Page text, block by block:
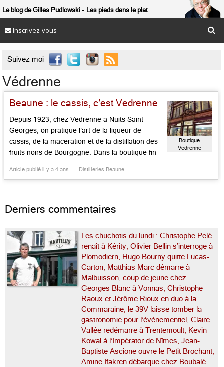
Le blog de Gilles Pudlowski Les pieds dans le plat
Inscrivez-vous
Suivez moi 
Védrenne
Beaune : le cassis, c’est Vedrenne
Depuis 1923, chez Vedrenne à Nuits Saint
Georges, on pratique l’art de la liqueur de
cassis, de la macération et de la distillation des
fruits noirs de Bourgogne. Dans la boutique fin
des liqueurs maison, on fait goûter les super
Article publié il y a 4 ans Distilleries Beaune
Boutique
Védrenne
Derniers commentaires
Les chuchotis du lundi : Christophe Pelé
renaît à Kérity, Olivier Bellin s’interroge à
Plomodiern, Hugo Bourny quitte Lucas-
Carton, Matthias Marc démarre à
Malbuisson, coup de jeune chez
Georges Blanc à Vonnas, Christophe
Raoux et Jérôme Rioux en duo à la
Commaraine, le 39V laisse tomber la
gastronomie pour l’événementiel, Claire
Vallée redémarre à Trentemoult, Kevin
Kowal à l’Impérator de Nîmes, Jean-
Baptiste Ascione ouvre le Petit Brochant,
Amine Ifakren débarque chez Boubalé